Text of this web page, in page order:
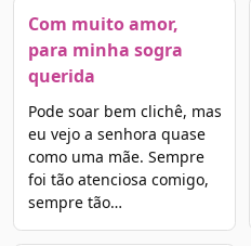
Com muito amor,
para minha sogra
querida
Pode soar bem clichê, mas
eu vejo a senhora quase
como uma mãe. Sempre
foi tão atenciosa comigo,
sempre tão…